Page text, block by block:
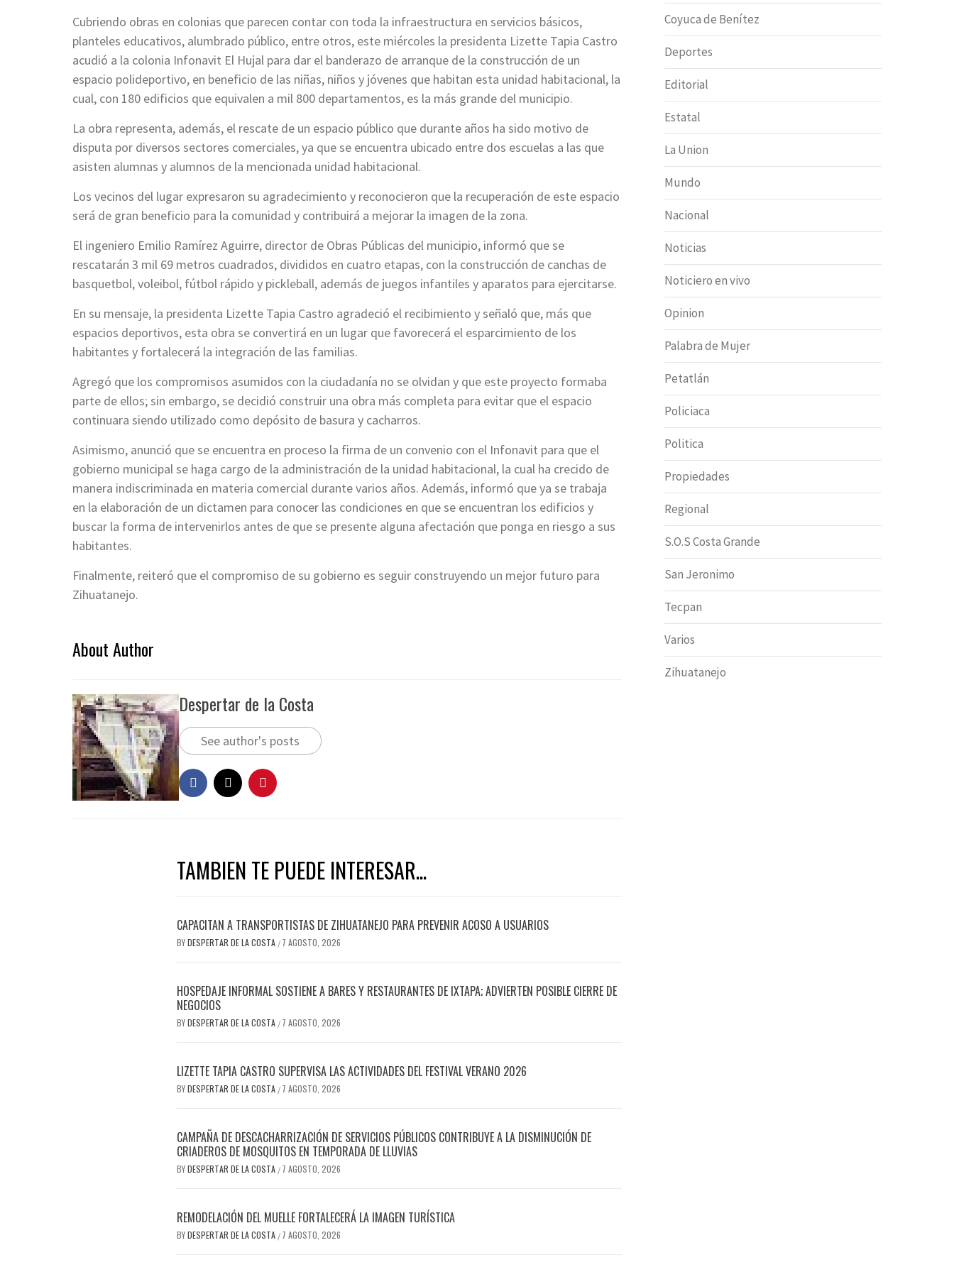
Cubriendo obras en colonias que parecen contar con toda la infraestructura en servicios básicos,
planteles educativos, alumbrado público, entre otros, este miércoles la presidenta Lizette Tapia Castro
acudió a la colonia Infonavit El Hujal para dar el banderazo de arranque de la construcción de un
espacio polideportivo, en beneficio de las niñas, niños y jóvenes que habitan esta unidad habitacional, la
cual, con 180 edificios que equivalen a mil 800 departamentos, es la más grande del municipio.
La obra representa, además, el rescate de un espacio público que durante años ha sido motivo de
disputa por diversos sectores comerciales, ya que se encuentra ubicado entre dos escuelas a las que
asisten alumnas y alumnos de la mencionada unidad habitacional.
Los vecinos del lugar expresaron su agradecimiento y reconocieron que la recuperación de este espacio
será de gran beneficio para la comunidad y contribuirá a mejorar la imagen de la zona.
El ingeniero Emilio Ramírez Aguirre, director de Obras Públicas del municipio, informó que se
rescatarán 3 mil 69 metros cuadrados, divididos en cuatro etapas, con la construcción de canchas de
basquetbol, voleibol, fútbol rápido y pickleball, además de juegos infantiles y aparatos para ejercitarse.
En su mensaje, la presidenta Lizette Tapia Castro agradeció el recibimiento y señaló que, más que
espacios deportivos, esta obra se convertirá en un lugar que favorecerá el esparcimiento de los
habitantes y fortalecerá la integración de las familias.
Agregó que los compromisos asumidos con la ciudadanía no se olvidan y que este proyecto formaba
parte de ellos; sin embargo, se decidió construir una obra más completa para evitar que el espacio
continuara siendo utilizado como depósito de basura y cacharros.
Asimismo, anunció que se encuentra en proceso la firma de un convenio con el Infonavit para que el
gobierno municipal se haga cargo de la administración de la unidad habitacional, la cual ha crecido de
manera indiscriminada en materia comercial durante varios años. Además, informó que ya se trabaja
en la elaboración de un dictamen para conocer las condiciones en que se encuentran los edificios y
buscar la forma de intervenirlos antes de que se presente alguna afectación que ponga en riesgo a sus
habitantes.
Finalmente, reiteró que el compromiso de su gobierno es seguir construyendo un mejor futuro para
Zihuatanejo.
About Author
Despertar de la Costa
See author's posts
TAMBIEN TE PUEDE INTERESAR...
CAPACITAN A TRANSPORTISTAS DE ZIHUATANEJO PARA PREVENIR ACOSO A USUARIOS
BYDESPERTAR DE LA COSTA / 7 AGOSTO, 2026
HOSPEDAJE INFORMAL SOSTIENE A BARES Y RESTAURANTES DE IXTAPA; ADVIERTEN POSIBLE CIERRE DE
NEGOCIOS
BYDESPERTAR DE LA COSTA / 7 AGOSTO, 2026
LIZETTE TAPIA CASTRO SUPERVISA LAS ACTIVIDADES DEL FESTIVAL VERANO 2026
BYDESPERTAR DE LA COSTA / 7 AGOSTO, 2026
CAMPAÑA DE DESCACHARRIZACIÓN DE SERVICIOS PÚBLICOS CONTRIBUYE A LA DISMINUCIÓN DE
CRIADEROS DE MOSQUITOS EN TEMPORADA DE LLUVIAS
BYDESPERTAR DE LA COSTA / 7 AGOSTO, 2026
REMODELACIÓN DEL MUELLE FORTALECERÁ LA IMAGEN TURÍSTICA
BYDESPERTAR DE LA COSTA / 7 AGOSTO, 2026
Coyuca de Benítez
Deportes
Editorial
Estatal
La Union
Mundo
Nacional
Noticias
Noticiero en vivo
Opinion
Palabra de Mujer
Petatlán
Policiaca
Politica
Propiedades
Regional
S.O.S Costa Grande
San Jeronimo
Tecpan
Varios
Zihuatanejo